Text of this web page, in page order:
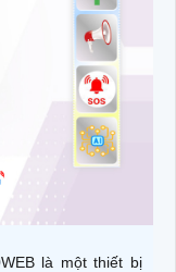
là một thiết bị